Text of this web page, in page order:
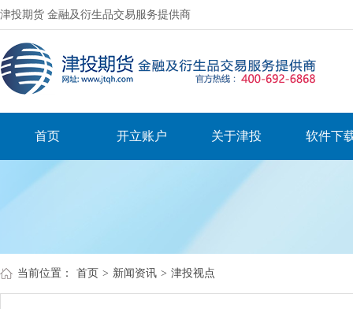
津投期货 金融及衍生品交易服务提供商
首页 开立账户 关于津投 软件下
当前位置： 首页 > 新闻资讯 > 津投视点